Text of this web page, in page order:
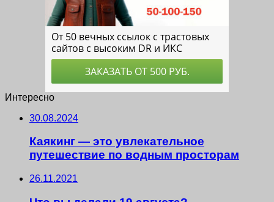
Интересно
30.08.2024
Каякинг — это увлекательное
путешествие по водным просторам
26.11.2021